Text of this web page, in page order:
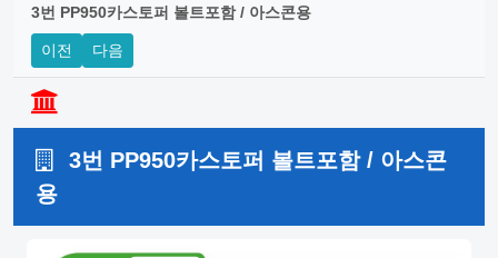
3번 PP950카스토퍼 볼트포함 / 아스콘용
이전 다음
3번 PP950카스토퍼 볼트포함 / 아스콘
용